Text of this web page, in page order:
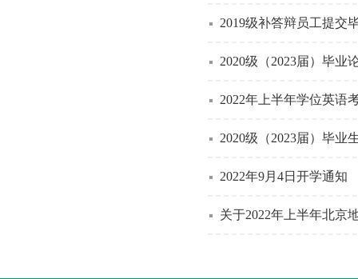
2019级补答辩员工提交
2020级（2023届）毕业
2022年上半年学位英语
2020级（2023届）毕业
2022年9月4日开学通知
关于2022年上半年北京